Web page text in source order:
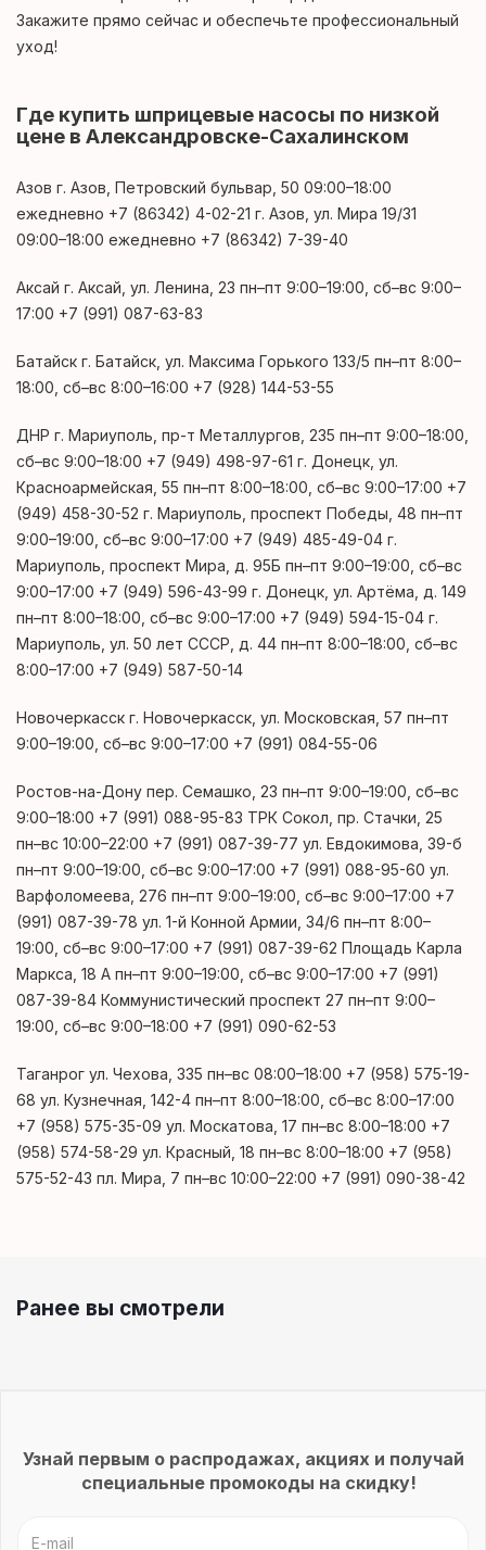
Закажите прямо сейчас и обеспечьте профессиональный
уход!
Где купить шприцевые насосы по низкой
цене в Александровске-Сахалинском
Азов г. Азов, Петровский бульвар, 50 09:00–18:00
ежедневно +7 (86342) 4-02-21 г. Азов, ул. Мира 19/31
09:00–18:00 ежедневно +7 (86342) 7-39-40
Аксай г. Аксай, ул. Ленина, 23 пн–пт 9:00–19:00, сб–вс 9:00–
17:00 +7 (991) 087-63-83
Батайск г. Батайск, ул. Максима Горького 133/5 пн–пт 8:00–
18:00, сб–вс 8:00–16:00 +7 (928) 144-53-55
ДНР г. Мариуполь, пр-т Металлургов, 235 пн–пт 9:00–18:00,
сб–вс 9:00–18:00 +7 (949) 498-97-61 г. Донецк, ул.
Красноармейская, 55 пн–пт 8:00–18:00, сб–вс 9:00–17:00 +7
(949) 458-30-52 г. Мариуполь, проспект Победы, 48 пн–пт
9:00–19:00, сб–вс 9:00–17:00 +7 (949) 485-49-04 г.
Мариуполь, проспект Мира, д. 95Б пн–пт 9:00–19:00, сб–вс
9:00–17:00 +7 (949) 596-43-99 г. Донецк, ул. Артёма, д. 149
пн–пт 8:00–18:00, сб–вс 9:00–17:00 +7 (949) 594-15-04 г.
Мариуполь, ул. 50 лет СССР, д. 44 пн–пт 8:00–18:00, сб–вс
8:00–17:00 +7 (949) 587-50-14
Новочеркасск г. Новочеркасск, ул. Московская, 57 пн–пт
9:00–19:00, сб–вс 9:00–17:00 +7 (991) 084-55-06
Ростов-на-Дону пер. Семашко, 23 пн–пт 9:00–19:00, сб–вс
9:00–18:00 +7 (991) 088-95-83 ТРК Сокол, пр. Стачки, 25
пн–вс 10:00–22:00 +7 (991) 087-39-77 ул. Евдокимова, 39-б
пн–пт 9:00–19:00, сб–вс 9:00–17:00 +7 (991) 088-95-60 ул.
Варфоломеева, 276 пн–пт 9:00–19:00, сб–вс 9:00–17:00 +7
(991) 087-39-78 ул. 1-й Конной Армии, 34/6 пн–пт 8:00–
19:00, сб–вс 9:00–17:00 +7 (991) 087-39-62 Площадь Карла
Маркса, 18 А пн–пт 9:00–19:00, сб–вс 9:00–17:00 +7 (991)
087-39-84 Коммунистический проспект 27 пн–пт 9:00–
19:00, сб–вс 9:00–18:00 +7 (991) 090-62-53
Таганрог ул. Чехова, 335 пн–вс 08:00–18:00 +7 (958) 575-19-
68 ул. Кузнечная, 142-4 пн–пт 8:00–18:00, сб–вс 8:00–17:00
+7 (958) 575-35-09 ул. Москатова, 17 пн–вс 8:00–18:00 +7
(958) 574-58-29 ул. Красный, 18 пн–вс 8:00–18:00 +7 (958)
575-52-43 пл. Мира, 7 пн–вс 10:00–22:00 +7 (991) 090-38-42
Ранее вы смотрели
Узнай первым о распродажах, акциях и получай
специальные промокоды на скидку!